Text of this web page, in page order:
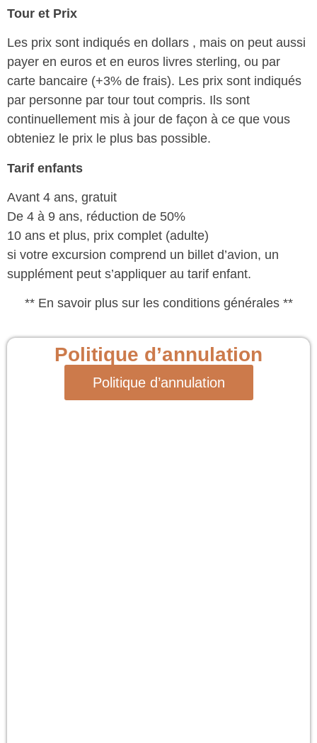
Tour et Prix
Les prix sont indiqués en dollars , mais on peut aussi
payer en euros et en euros livres sterling, ou par
carte bancaire (+3% de frais). Les prix sont indiqués
par personne par tour tout compris. Ils sont
continuellement mis à jour de façon à ce que vous
obteniez le prix le plus bas possible.
Tarif enfants
Avant 4 ans, gratuit
De 4 à 9 ans, réduction de 50%
10 ans et plus, prix complet (adulte)
si votre excursion comprend un billet d’avion, un
supplément peut s’appliquer au tarif enfant.
** En savoir plus sur les conditions générales **
Politique d’annulation
Politique d’annulation